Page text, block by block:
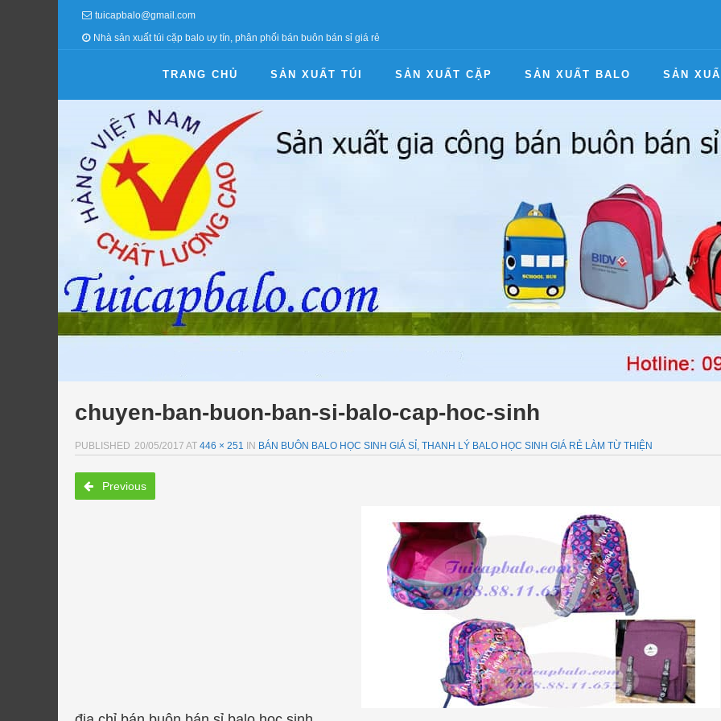
tuicapbalo@gmail.com
Nhà sản xuất túi cặp balo uy tín, phân phối bán buôn bán sỉ giá rẻ
TRANG CHỦ SẢN XUẤT TÚI SẢN XUẤT CẶP SẢN XUẤT BALO SẢN
chuyen-ban-buon-ban-si-balo-cap-hoc-sinh
PUBLISHED 20/05/2017 AT 446 × 251 IN BÁN BUÔN BALO HỌC SINH GIÁ SỈ, THANH LÝ BALO HỌC SINH GIÁ RẺ LÀM TỪ THIỆN
Previous